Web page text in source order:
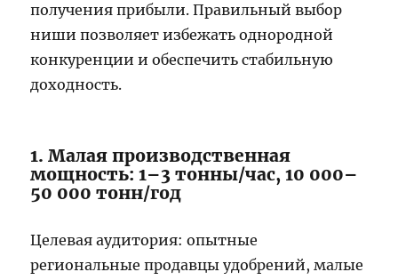
получения прибыли. Правильный выбор
ниши позволяет избежать однородной
конкуренции и обеспечить стабильную
доходность.
1. Малая производственная
мощность: 1–3 тонны/час, 10 000–
50 000 тонн/год
Целевая аудитория: опытные
региональные продавцы удобрений, малые